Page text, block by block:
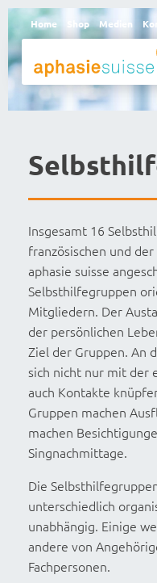
Home Shop Medien
Insgesamt 16
französischen und
aphasie suisse
Selbsthilfegruppen
Mitgliedern. Der
der persönlichen
Ziel der Gruppen. An
sich nicht nur mit der
auch Kontakte
Gruppen machen
machen
Singnachmittage.
Die
unterschiedlich
unabhängig. Einige
andere von
Fachpersonen.